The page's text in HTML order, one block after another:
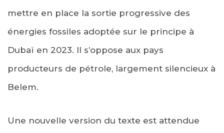
mettre en place la sortie progressive des
énergies fossiles adoptée sur le principe à
Dubaï en 2023. Il s’oppose aux pays
producteurs de pétrole, largement silencieux à
Belem.
Une nouvelle version du texte est attendue